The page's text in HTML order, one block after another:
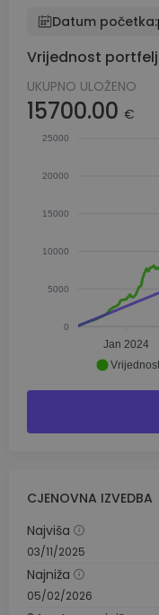
Datum početka:
Vrijednost
UKUPNO ULOŽENO
15700.00 €
25000
20000
15000
10000
5000
0
Jan 2024
CJENOVNA IZVEDBA
Najviša
03/11/2025
Najniža
05/02/2026